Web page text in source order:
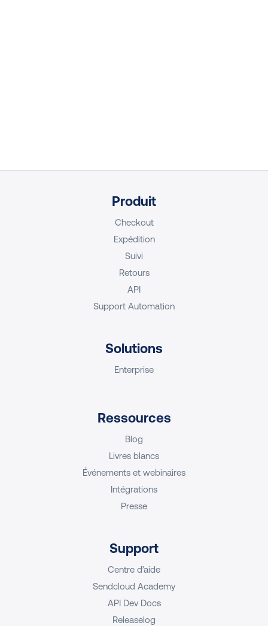
Produit
Checkout
Expédition
Suivi
Retours
API
Support Automation
Solutions
Enterprise
Ressources
Blog
Livres blancs
Événements et webinaires
Intégrations
Presse
Support
Centre d’aide
Sendcloud Academy
API Dev Docs
Releaselog